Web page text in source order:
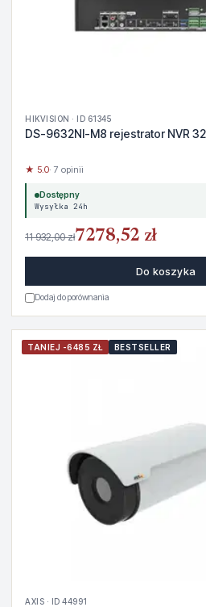
HIKVISION · ID 61345
DS-9632NI-M8 rejestrator NVR
★ 5.0· 7 opinii
Dostępny
Wysyłka 24h
11 932,00 zł7278,52 zł
Do koszyka
Dodaj do porównania
TANIEJ -6485 ZŁ BESTSELLER
AXIS · ID 44991